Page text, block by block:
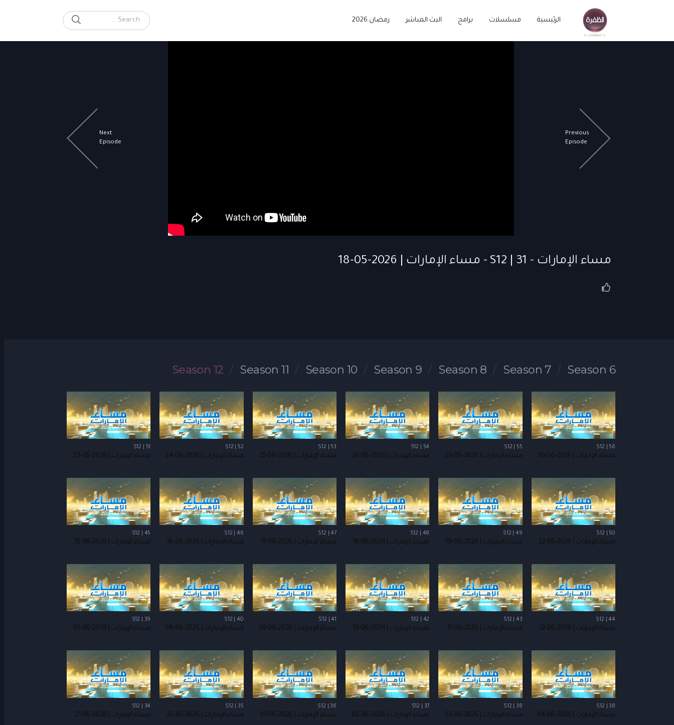
الرئيسية مسلسلات برامج البث المباشر رمضان 2026
Search for:
SEARCH
Previous
Episode
Next
Episode
مساء الإمارات - S12 | 31 - مساء الإمارات | 2026-05-18
Season 6
Season 7
Season 8
Season 9
Season 10
Season 11
Season 12
S12 | 56
مساء الإمارات | 2026-06-30
S12 | 55
مساء الإمارات | 2026-06-29
S12 | 54
مساء الإمارات | 2026-06-26
S12 | 53
مساء الإمارات | 2026-06-25
S12 | 52
مساء الإمارات | 2026-06-24
S12 | 51
مساء الإمارات | 2026-06-23
S12 | 50
مساء الإمارات | 2026-06-22
S12 | 49
مساء الإمارات | 2026-06-19
S12 | 48
مساء الإمارات | 2026-06-18
S12 | 47
مساء الإمارات | 2026-06-17
S12 | 46
مساء الإمارات | 2026-06-16
S12 | 45
مساء الإمارات | 2026-06-15
S12 | 44
مساء الإمارات | 2026-06-12
S12 | 43
مساء الإمارات | 2026-06-11
S12 | 42
مساء الإمارات | 2026-06-10
S12 | 41
مساء الإمارات | 2026-06-09
S12 | 40
مساء الإمارات | 2026-06-08
S12 | 39
مساء الإمارات | 2026-06-05
S12 | 38
مساء الإمارات | 2026-06-04
S12 | 38
مساء الإمارات | 2026-06-03
S12 | 37
مساء الإمارات | 2026-06-02
S12 | 36
مساء الإمارات | 2026-06-01
S12 | 35
مساء الإمارات | 2026-05-22
S12 | 34
مساء الإمارات | 2026-05-21